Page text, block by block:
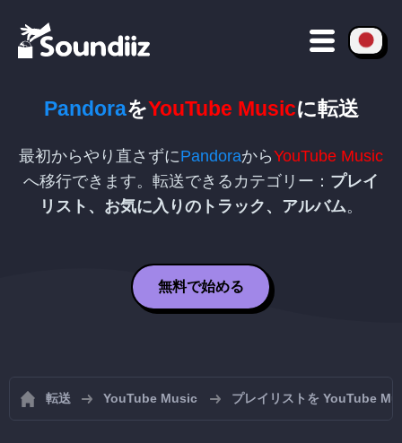
PandoraをYouTube Musicに転送
最初からやり直さずにPandoraからYouTube Music
へ移行できます。転送できるカテゴリー： プレイ
リスト、お気に入りのトラック、アルバム。
無料で始める
転送 YouTube Music プレイリストを YouTube